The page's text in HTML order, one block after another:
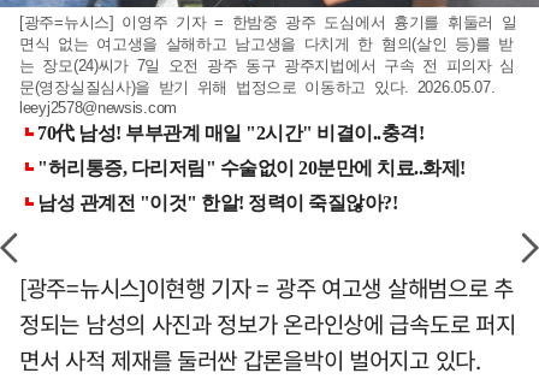
[광주=뉴시스] 이영주 기자 = 한밤중 광주 도심에서 흉기를 휘둘러 일
면식 없는 여고생을 살해하고 남고생을 다치게 한 혐의(살인 등)를 받
는 장모(24)씨가 7일 오전 광주 동구 광주지법에서 구속 전 피의자 심
문(영장실질심사)을 받기 위해 법정으로 이동하고 있다. 2026.05.07.
leeyj2578@newsis.com
[광주=뉴시스]이현행 기자 = 광주 여고생 살해범으로 추
정되는 남성의 사진과 정보가 온라인상에 급속도로 퍼지
면서 사적 제재를 둘러싼 갑론을박이 벌어지고 있다.